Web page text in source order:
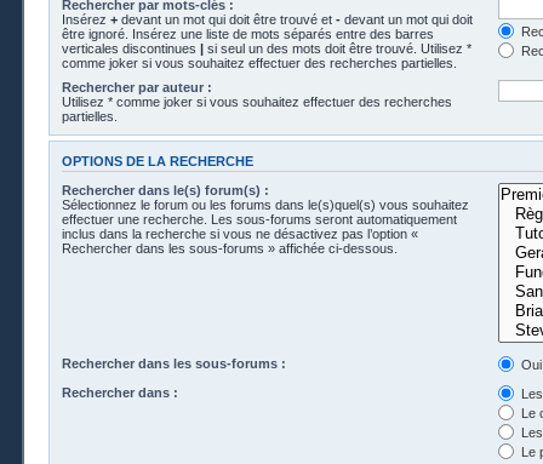
Rechercher par mots-clés :
Insérez + devant un mot qui doit être trouvé et - devant un mot qui doit
être ignoré. Insérez une liste de mots séparés entre des barres
verticales discontinues | si seul un des mots doit être trouvé. Utilisez *
comme joker si vous souhaitez effectuer des recherches partielles.
Rechercher par auteur :
Utilisez * comme joker si vous souhaitez effectuer des recherches
partielles.
OPTIONS DE LA RECHERCHE
Rechercher dans le(s) forum(s) :
Sélectionnez le forum ou les forums dans le(s)quel(s) vous souhaitez
effectuer une recherche. Les sous-forums seront automatiquement
inclus dans la recherche si vous ne désactivez pas l’option «
Rechercher dans les sous-forums » affichée ci-dessous.
Rechercher dans les sous-forums :
Oui
Rechercher dans :
Le
Le